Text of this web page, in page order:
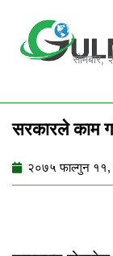
content
सोमबार,
सरकारले काम
२०७५ फाल्गुन